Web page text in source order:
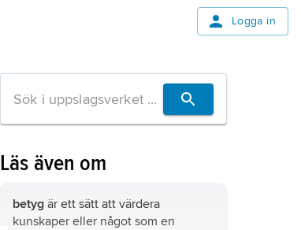
Logga in
Läs även om
betyg är ett sätt att värdera
kunskaper eller något som en